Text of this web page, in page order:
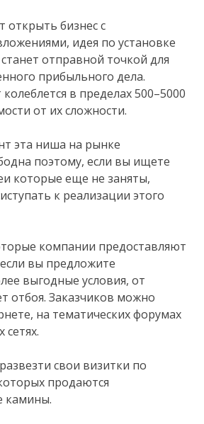
открыть бизнес с
идея по установке
отправной точкой для
прибыльного дела.
в пределах 500–5000
от их сложности.
эта ниша на рынке
поэтому, если вы ищете
которые еще не заняты,
к реализации этого
компании предоставляют
вы предложите
выгодные условия, от
отбоя. Заказчиков можно
на тематических форумах
свои визитки по
продаются
камины.